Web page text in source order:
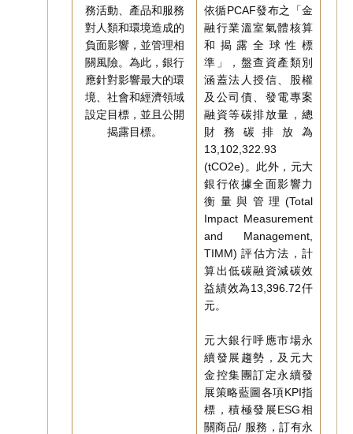
務活動、產品和服務
對人類和環境造成的
負面影響，並管理相
關風險。為此，銀行
應針對影響最大的環
境、社會和經濟領域
設定目標，並且公開
揭露目標。
依循PCAF發布之「金
融行業溫室氣體核算
和揭露全球性標
準」，盤查資產類別
涵蓋法人授信、股權
及公司債、發電專案
融資等碳排放量，總
財務碳排放為
13,102,322.93
(tCO2e)。此外，元大
銀行依據全面影響力
衡量與管理(Total
Impact Measurement
and Management,
TIMM) 評估方法，計
算出低碳融資減碳效
益績效為13,396.72仟
元。
元大銀行呼應市場永
續發展趨勢，及元大
金控集團訂定永續發
展策略藍圖各項KPI指
標，積極發展ESG相
關商品/ 服務，訂有永